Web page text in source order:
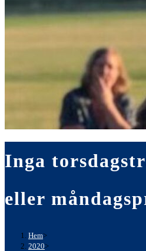
search
Inga
eller
Hem>
2020>